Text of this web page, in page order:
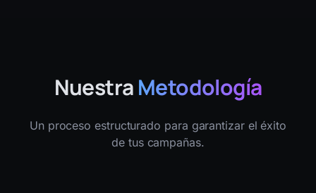
NuestraMetodología
Un proceso estructurado para garantizar el éxito
de tus campañas.